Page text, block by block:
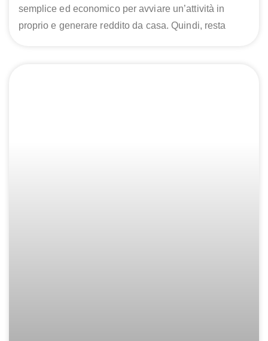
semplice ed economico per avviare un’attività in
proprio e generare reddito da casa. Quindi, resta